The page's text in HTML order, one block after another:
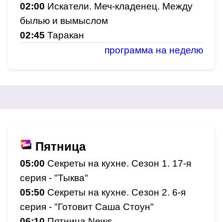
02:00 Искатели. Меч-кладенец. Между
былью и вымыслом
02:45 Таракан
программа на неделю
Пятница
05:00 Секреты на кухне. Сезон 1. 17-я
серия - "Тыква"
05:50 Секреты на кухне. Сезон 2. 6-я
серия - "Готовит Саша Стоун"